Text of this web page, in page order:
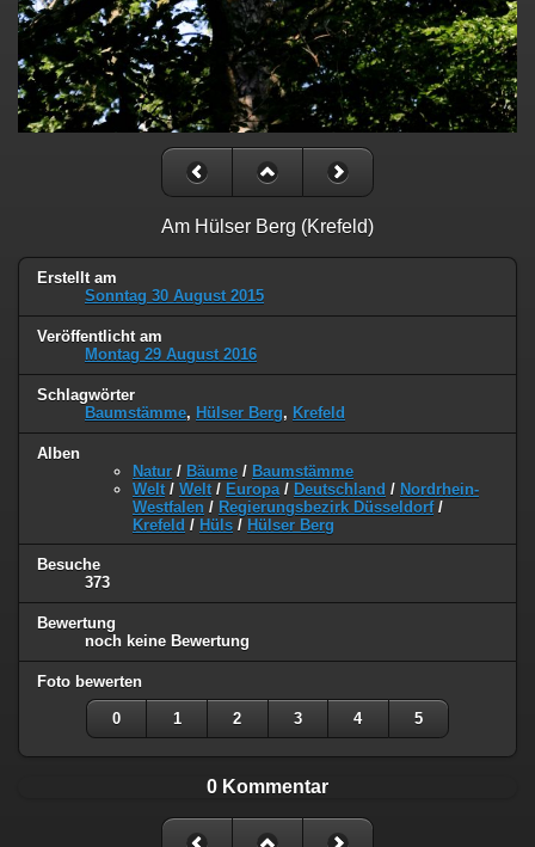
Am Hülser Berg (Krefeld)
Erstellt am
Sonntag 30 August 2015
Veröffentlicht am
Montag 29 August 2016
Schlagwörter
Baumstämme, Hülser Berg, Krefeld
Alben
Natur / Bäume / Baumstämme
Welt / Welt / Europa / Deutschland / Nordrhein-
Westfalen / Regierungsbezirk Düsseldorf/
Krefeld / Hüls / Hülser Berg
Besuche
373
Bewertung
noch keine Bewertung
Foto bewerten
0 1 2 3 4 5
0 Kommentar